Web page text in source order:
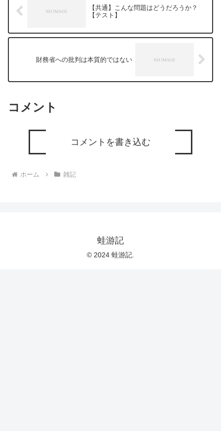
【共通】こんな問題はどうだろうか？
【テスト】
財務省への批判は本質的ではない
コメント
コメントを書き込む
ホーム 雑記
蛙游記
© 2024 蛙游記.